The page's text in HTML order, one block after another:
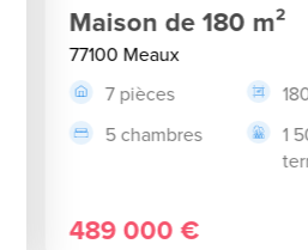
Maison de 180 m²
77100 Meaux
7 pièces
5 chambres
1
489 000 €